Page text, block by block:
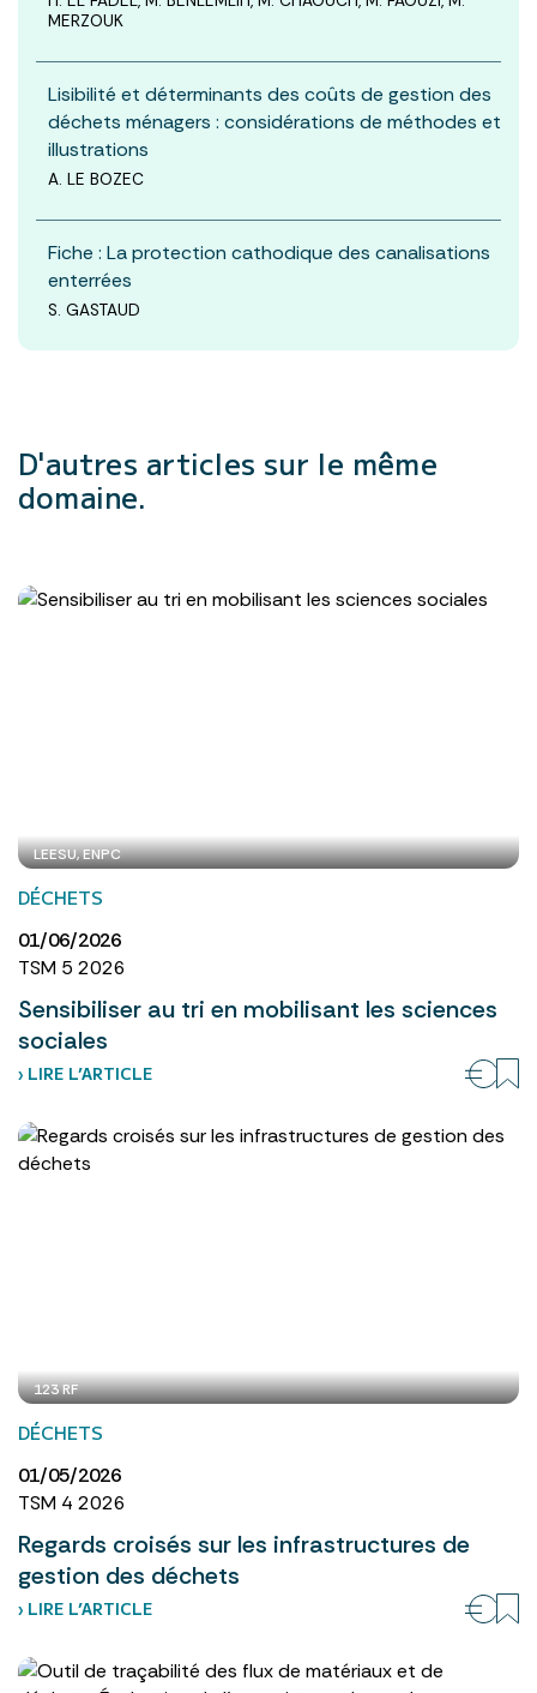
MERZOUK
Lisibilité et déterminants des coûts de gestion des
déchets ménagers : considérations de méthodes et
illustrations
A. LE BOZEC
Fiche : La protection cathodique des canalisations
enterrées
S. GASTAUD
D'autres articles sur le même
domaine.
LEESU, ENPC
DÉCHETS
01/06/2026
TSM 5 2026
Sensibiliser au tri en mobilisant les sciences
sociales
› LIRE L’ARTICLE
123 RF
DÉCHETS
01/05/2026
TSM 4 2026
Regards croisés sur les infrastructures de
gestion des déchets
› LIRE L’ARTICLE